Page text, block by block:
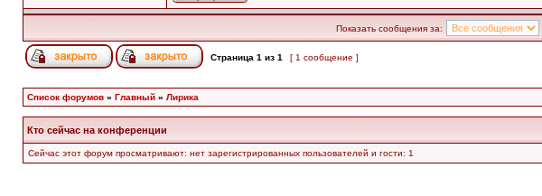
Показать сообщения за:
Страница 1 из 1 [ 1 сообщение ]
Список форумов » Главный » Лирика
Кто сейчас на конференции
Сейчас этот форум просматривают: нет зарегистрированных пользователей и гости: 1